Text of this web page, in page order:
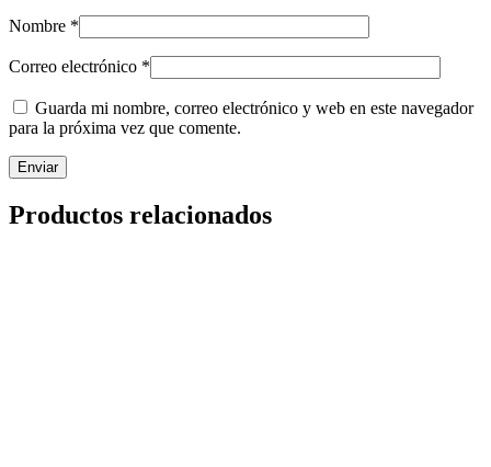
Nombre *
Correo electrónico *
Guarda mi nombre, correo electrónico y web en este navegador
para la próxima vez que comente.
Productos relacionados